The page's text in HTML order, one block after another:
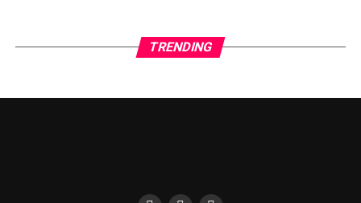
TRENDING